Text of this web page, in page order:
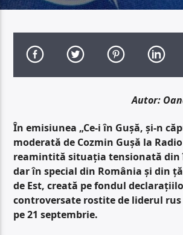
Autor:
În emisiunea „Ce-i în Gușă, și-n
moderată de Cozmin Gușă la
reamintită situația tensionată din
dar în special din România și din
de Est, creată pe fondul
controversate rostite de liderul
pe 21 septembrie.